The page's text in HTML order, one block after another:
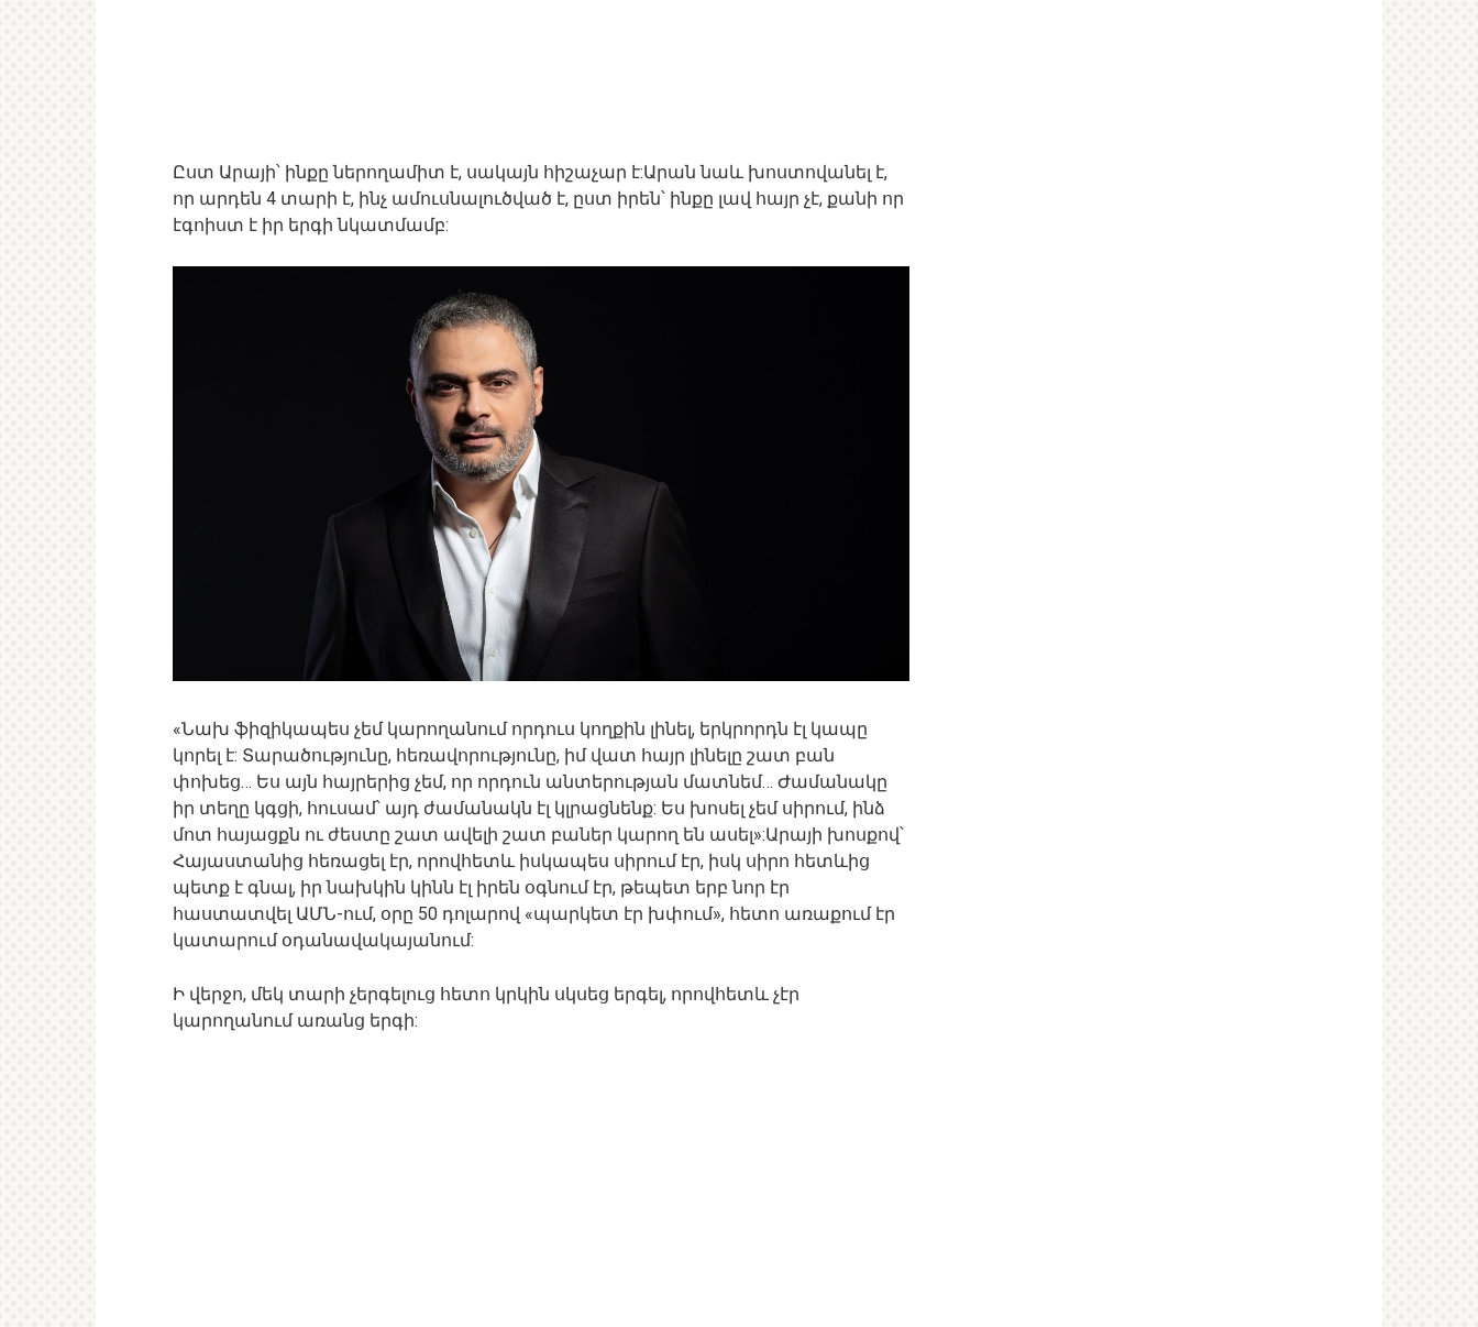
Ըստ Արայի՝ ինքը ներողամիտ է, սակայն հիշաչար է:Արան նաև խոստովանել է,
որ արդեն 4 տարի է, ինչ ամուսնալուծված է, ըստ իրեն՝ ինքը լավ հայր չէ, քանի որ
էգոիստ է իր երգի նկատմամբ:
«Նախ ֆիզիկապես չեմ կարողանում որդուս կողքին լինել, երկրորդն էլ կապը
կորել է: Տարածությունը, հեռավորությունը, իմ վատ հայր լինելը շատ բան
փոխեց… Ես այն հայրերից չեմ, որ որդուն անտերության մատնեմ… Ժամանակը
իր տեղը կգցի, հուսամ՝ այդ ժամանակն էլ կլրացնենք: Ես խոսել չեմ սիրում, ինձ
մոտ հայացքն ու ժեստը շատ ավելի շատ բաներ կարող են ասել»:Արայի խոսքով՝
Հայաստանից հեռացել էր, որովհետև իսկապես սիրում էր, իսկ սիրո հետևից
պետք է գնալ, իր նախկին կինն էլ իրեն օգնում էր, թեպետ երբ նոր էր
հաստատվել ԱՄՆ-ում, օրը 50 դոլարով «պարկետ էր խփում», հետո առաքում էր
կատարում օդանավակայանում:
Ի վերջո, մեկ տարի չերգելուց հետո կրկին սկսեց երգել, որովհետև չէր
կարողանում առանց երգի: